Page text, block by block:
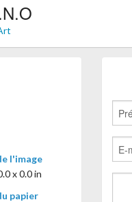
l'image
x 0.0 in
papier